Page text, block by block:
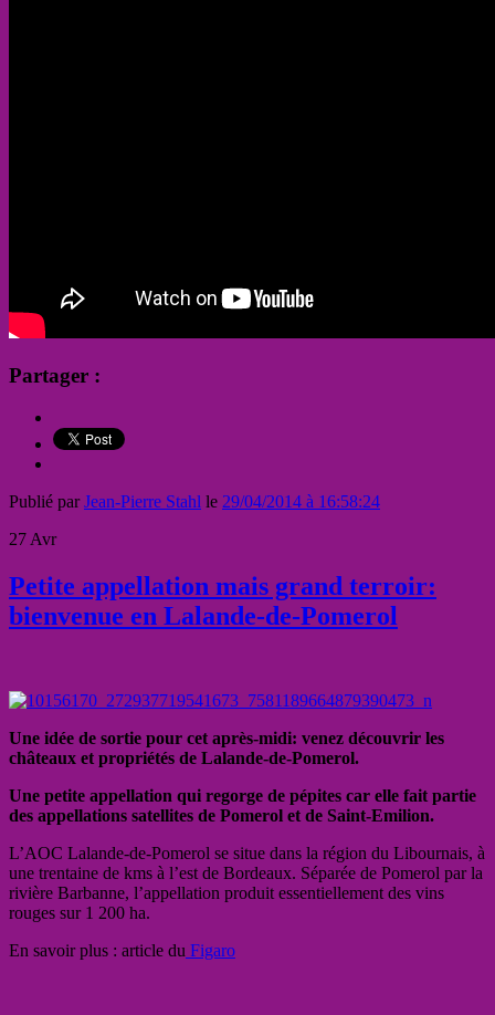
Partager :
Publié parJean-Pierre Stahl le 29/04/2014 à 16:58:24
27 Avr
Petite appellation mais grand terroir:
bienvenue en Lalande-de-Pomerol
Une idée de sortie pour cet après-midi: venez découvrir les
châteaux et propriétés de Lalande-de-Pomerol.
Une petite appellation qui regorge de pépites car elle fait partie
des appellations satellites de Pomerol et de Saint-Emilion.
L’AOC Lalande-de-Pomerol se situe dans la région du Libournais, à
une trentaine de kms à l’est de Bordeaux. Séparée de Pomerol par la
rivière Barbanne, l’appellation produit essentiellement des vins
rouges sur 1 200 ha.
En savoir plus : article du Figaro